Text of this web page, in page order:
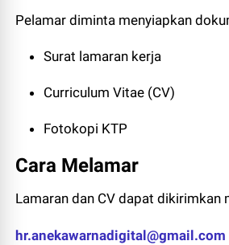
Pelamar diminta menyiapkan
Surat lamaran kerja
Curriculum Vitae (CV)
Fotokopi KTP
Cara Melamar
Lamaran dan CV dapat dikirimkan
hr.anekawarnadigital@gmail.com